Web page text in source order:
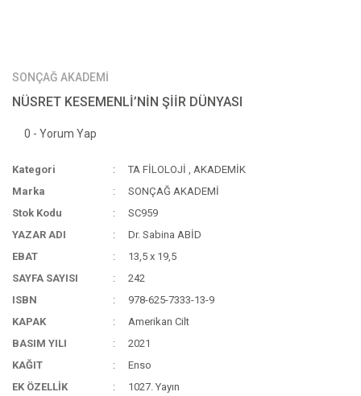
SONÇAĞ AKADEMİ
NÜSRET KESEMENLİ’NİN ŞİİR DÜNYASI
0 - Yorum Yap
Kategori TA FİLOLOJİ ,AKADEMİK
Marka
SONÇAĞ AKADEMİ
Stok Kodu
SC959
YAZAR ADI
Dr. Sabina ABİD
EBAT
13,5 x 19,5
SAYFA SAYISI
242
ISBN
978-625-7333-13-9
KAPAK
Amerikan Cilt
BASIM YILI
2021
KAĞIT
Enso
EK ÖZELLİK
1027. Yayın